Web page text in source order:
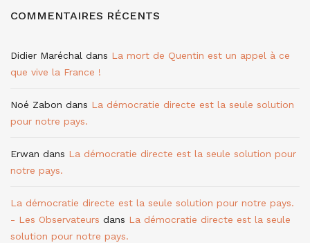
COMMENTAIRES RÉCENTS
Didier Maréchal dans La mort de Quentin est un appel à ce
que vive la France !
Noé Zabon dans La démocratie directe est la seule solution
pour notre pays.
Erwan dans La démocratie directe est la seule solution pour
notre pays.
La démocratie directe est la seule solution pour notre pays.
- Les Observateurs dans La démocratie directe est la seule
solution pour notre pays.